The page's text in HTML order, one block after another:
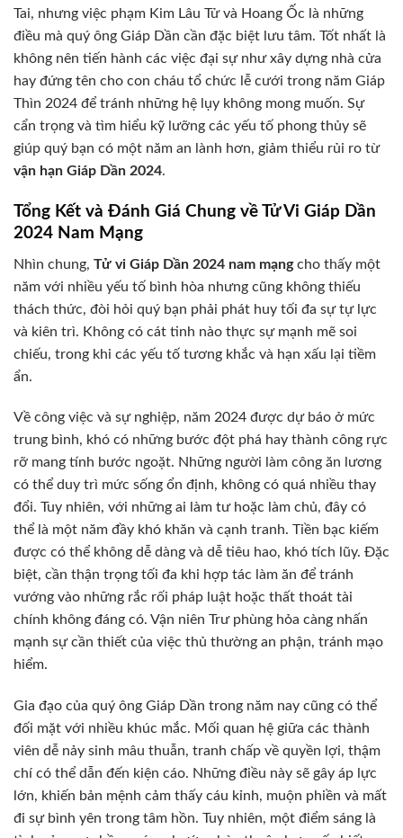
Tai, nhưng việc phạm Kim Lâu Tử và Hoang Ốc là những
điều mà quý ông Giáp Dần cần đặc biệt lưu tâm. Tốt nhất là
không nên tiến hành các việc đại sự như xây dựng nhà cửa
hay đứng tên cho con cháu tổ chức lễ cưới trong năm Giáp
Thìn 2024 để tránh những hệ lụy không mong muốn. Sự
cẩn trọng và tìm hiểu kỹ lưỡng các yếu tố phong thủy sẽ
giúp quý bạn có một năm an lành hơn, giảm thiểu rủi ro từ
vận hạn Giáp Dần 2024.
Tổng Kết và Đánh Giá Chung về Tử Vi Giáp Dần
2024 Nam Mạng
Nhìn chung, Tử vi Giáp Dần 2024 nam mạngcho thấy một
năm với nhiều yếu tố bình hòa nhưng cũng không thiếu
thách thức, đòi hỏi quý bạn phải phát huy tối đa sự tự lực
và kiên trì. Không có cát tinh nào thực sự mạnh mẽ soi
chiếu, trong khi các yếu tố tương khắc và hạn xấu lại tiềm
ẩn.
Về công việc và sự nghiệp, năm 2024 được dự báo ở mức
trung bình, khó có những bước đột phá hay thành công rực
rỡ mang tính bước ngoặt. Những người làm công ăn lương
có thể duy trì mức sống ổn định, không có quá nhiều thay
đổi. Tuy nhiên, với những ai làm tư hoặc làm chủ, đây có
thể là một năm đầy khó khăn và cạnh tranh. Tiền bạc kiếm
được có thể không dễ dàng và dễ tiêu hao, khó tích lũy. Đặc
biệt, cần thận trọng tối đa khi hợp tác làm ăn để tránh
vướng vào những rắc rối pháp luật hoặc thất thoát tài
chính không đáng có. Vận niên Trư phùng hỏa càng nhấn
mạnh sự cần thiết của việc thủ thường an phận, tránh mạo
hiểm.
Gia đạo của quý ông Giáp Dần trong năm nay cũng có thể
đối mặt với nhiều khúc mắc. Mối quan hệ giữa các thành
viên dễ nảy sinh mâu thuẫn, tranh chấp về quyền lợi, thậm
chí có thể dẫn đến kiện cáo. Những điều này sẽ gây áp lực
lớn, khiến bản mệnh cảm thấy cáu kỉnh, muộn phiền và mất
đi sự bình yên trong tâm hồn. Tuy nhiên, một điểm sáng là